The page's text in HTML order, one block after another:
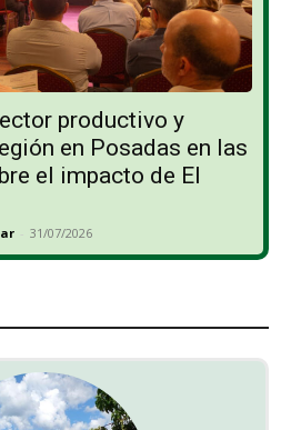
productivo y
en Posadas en las
el impacto de El
- 31/07/2026